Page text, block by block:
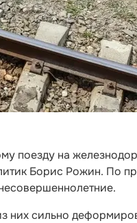
поезду на
Борис Рожин. По
них сильно